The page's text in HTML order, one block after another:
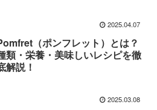
2025.04.07
（ポンフレット）とは？
類・栄養・美味しいレシピを徹
解説！
2025.03.08